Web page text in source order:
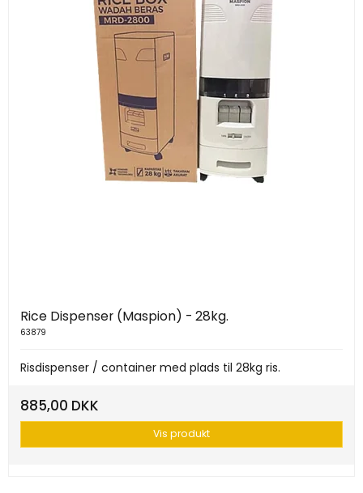
Rice Dispenser (Maspion) - 28kg.
63879
Risdispenser / container med plads til 28kg ris.
885,00 DKK
Vis produkt